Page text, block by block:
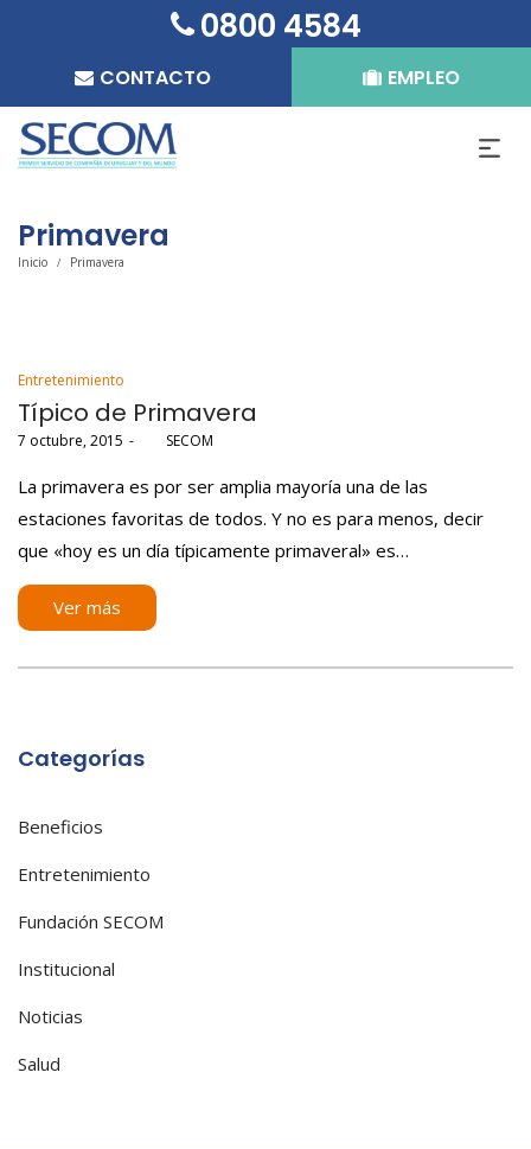
0800 4584
EMPLEO
CONTACTO
Primavera
Inicio / Primavera
Posted
in
Entretenimiento
Típico de Primavera
Posted
7 octubre, 2015 SECOM
La primavera es por ser amplia mayoría una de las
estaciones favoritas de todos. Y no es para menos, decir
que «hoy es un día típicamente primaveral» es…
Ver más
Categorías
Beneficios
Entretenimiento
Fundación SECOM
Institucional
Noticias
Salud